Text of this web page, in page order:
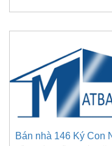
Bán nhà 146 Ký Con